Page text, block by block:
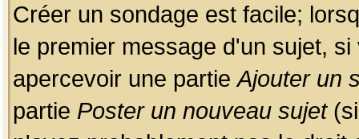
Créer un sondage est facile;
le premier message d'un sujet,
apercevoir une partieAjouter un
partie Poster un nouveau sujet(si